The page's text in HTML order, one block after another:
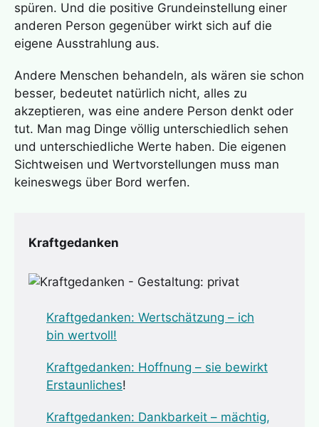
spüren. Und die positive Grundeinstellung einer
anderen Person gegenüber wirkt sich auf die
eigene Ausstrahlung aus.
Andere Menschen behandeln, als wären sie schon
besser, bedeutet natürlich nicht, alles zu
akzeptieren, was eine andere Person denkt oder
tut. Man mag Dinge völlig unterschiedlich sehen
und unterschiedliche Werte haben. Die eigenen
Sichtweisen und Wertvorstellungen muss man
keineswegs über Bord werfen.
Kraftgedanken
Kraftgedanken: Wertschätzung – ich
bin wertvoll!
Kraftgedanken: Hoffnung – sie bewirkt
Erstaunliches!
Kraftgedanken: Dankbarkeit – mächtig,